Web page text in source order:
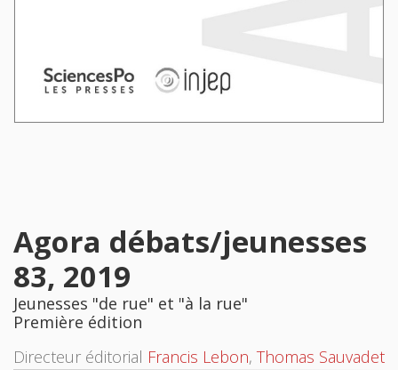
Agora débats/jeunesses
83, 2019
Jeunesses "de rue" et "à la rue"
Première édition
Directeur éditorial Francis Lebon, Thomas Sauvadet